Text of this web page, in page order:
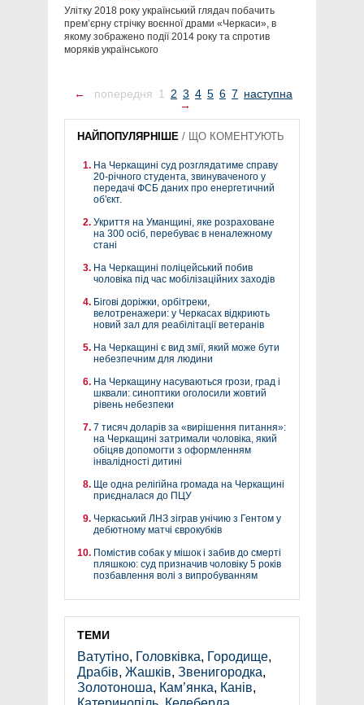
Улітку 2018 року український глядач побачить
прем’єрну стрічку воєнної драми «Черкаси», в
якому зображено події 2014 року та спротив
моряків українського
← попередня 1 2 3 4 5 6 7 наступна
→
НАЙПОПУЛЯРНІШЕ / ЩО КОМЕНТУЮТЬ
На Черкащині суд розглядатиме справу
20-річного студента, звинуваченого у
передачі ФСБ даних про енергетичний
об'єкт.
Укриття на Уманщині, яке розраховане
на 300 осіб, перебуває в неналежному
стані
На Черкащині поліцейський побив
чоловіка під час мобілізаційних заходів
Бігові доріжки, орбітреки,
велотренажери: у Черкасах відкриють
новий зал для реабілітації ветеранів
На Черкащині є вид змії, який може бути
небезпечним для людини
На Черкащину насуваються грози, град і
шквали: синоптики оголосили жовтий
рівень небезпеки
7 тисяч доларів за «вирішення питання»:
на Черкащині затримали чоловіка, який
обіцяв допомогти з оформленням
інвалідності дитині
Ще одна релігійна громада на Черкащині
приєдналася до ПЦУ
Черкаський ЛНЗ зіграв унічию з Гентом у
дебютному матчі єврокубків
Помістив собак у мішок і забив до смерті
пляшкою: суд призначив чоловіку 5 років
позбавлення волі з випробуванням
ТЕМИ
Ватутіно, Головківка, Городище,
Драбів, Жашків, Звенигородка,
Золотоноша, Кам’янка, Канів,